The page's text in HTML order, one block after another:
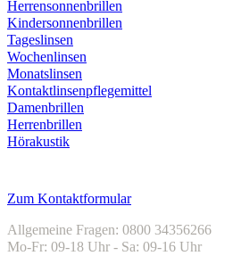
Herrensonnenbrillen
Kindersonnenbrillen
Tageslinsen
Wochenlinsen
Monatslinsen
Kontaktlinsenpflegemittel
Damenbrillen
Herrenbrillen
Hörakustik
Zum Kontaktformular
Allgemeine Fragen: 0800 34356266
Mo-Fr: 09-18 Uhr - Sa: 09-16 Uhr